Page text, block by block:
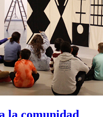
la comunidad